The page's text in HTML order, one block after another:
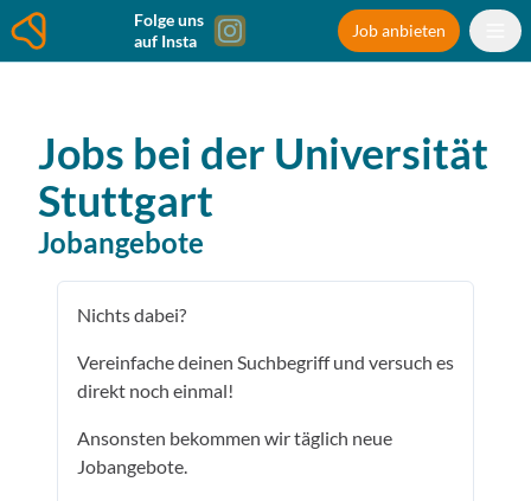
Folge uns
auf Insta
Job anbieten
Jobs bei der Universität
Stuttgart
Jobangebote
Nichts dabei?
Vereinfache deinen Suchbegriff und versuch es
direkt noch einmal!
Ansonsten bekommen wir täglich neue
Jobangebote.